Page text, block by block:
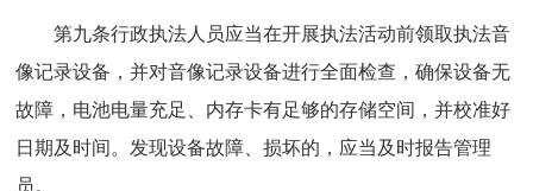
第九条行政执法人员应当在开展执法活动前领取执法音
像记录设备，并对音像记录设备进行全面检查，确保设备无
故障，电池电量充足、内存卡有足够的存储空间，并校准好
日期及时间。发现设备故障、损坏的，应当及时报告管理
员。